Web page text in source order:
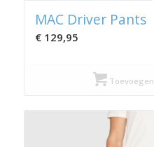
MAC Driver Pants
€129,95